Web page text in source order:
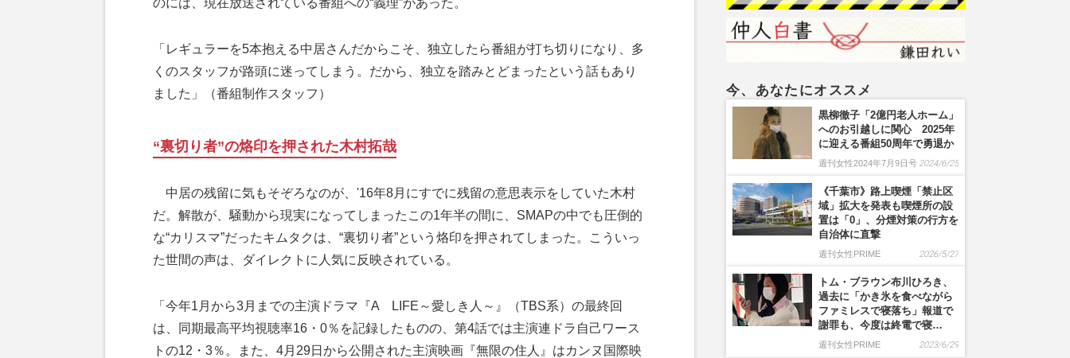
のには、現在放送されている番組への“義理”があった。
「レギュラーを5本抱える中居さんだからこそ、独立したら番組が打ち切りになり、多
くのスタッフが路頭に迷ってしまう。だから、独立を踏みとどまったという話もあり
ました」（番組制作スタッフ）
“裏切り者”の烙印を押された木村拓哉
中居の残留に気もそぞろなのが、'16年8月にすでに残留の意思表示をしていた木村
だ。解散が、騒動から現実になってしまったこの1年半の間に、SMAPの中でも圧倒的
な“カリスマ”だったキムタクは、“裏切り者”という烙印を押されてしまった。こういっ
た世間の声は、ダイレクトに人気に反映されている。
「今年1月から3月までの主演ドラマ『A LIFE～愛しき人～』（TBS系）の最終回
は、同期最高平均視聴率16・0％を記録したものの、第4話では主演連ドラ自己ワース
トの12・3％。また、4月29日から公開された主演映画『無限の住人』はカンヌ国際映
今、あなたにオススメ
黒柳徹子「2億円老人ホーム」
へのお引越しに関心 2025年
に迎える番組50周年で勇退か
週刊女性2024年7月9日号 2024/6/25
《千葉市》路上喫煙「禁止区
域」拡大を発表も喫煙所の設
置は「0」、分煙対策の行方を
自治体に直撃
週刊女性PRIME 2026/5/27
トム・ブラウン布川ひろき、
過去に「かき氷を食べながら
ファミレスで寝落ち」報道で
謝罪も、今度は終電で寝…
週刊女性PRIME 2023/6/29